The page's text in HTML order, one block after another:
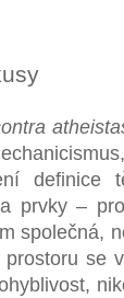
definice
prvky –
společná,
se